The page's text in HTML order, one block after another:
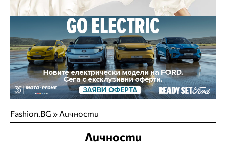
Fashion.BG » Личности
Личности